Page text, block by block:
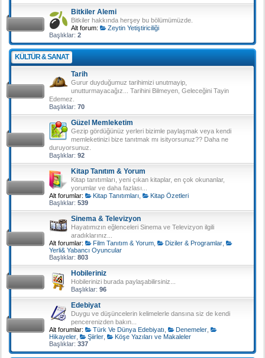
Bitkiler Alemi
Bitkiler hakkında herşey bu bölümümüzde.
Alt forum:
Zeytin Yetiştiriciliği
Başlıklar: 2
KÜLTÜR & SANAT
Tarih
Gurur duyduğumuz tarihimizi unutmayip,
unutturmayacağız... Tarihini Bilmeyen, Geleceğini Tayin
Edemez.
Başlıklar: 70
Güzel Memleketim
Gezip gördüğünüz yerleri bizimle paylaşmak veya kendi
memleketinizi bize tanıtmak mı isityorsunuz?? Daha ne
duruyorsunuz.
Başlıklar: 92
Kitap Tanıtım & Yorum
Kitap tanıtımları, yeni çıkan kitaplar, en çok okunanlar,
yorumlar ve daha fazlası...
Alt forumlar:
Kitap Tanıtımları
Kitap Özetleri
Başlıklar: 539
Sinema & Televizyon
Hayatımızın eğlenceleri Sinema ve Televizyon ilgili
aradıklarınız...
Alt forumlar:
Film Tanıtım & Yorum, Diziler & Programlar,
Yerli& Yabancı Oyuncular
Başlıklar: 803
Hobileriniz
Hobilerinizi burada paylaşabilirsiniz...
Başlıklar: 96
Edebiyat
Duygu ve düşüncelerin kelimelerle dansına siz de kendi
pencerenizden bakın...
Alt forumlar:
Türk Ve Dünya Edebiyatı Denemeler,
Hikayeler
Şiirler,
Köşe Yazıları ve Makaleler
Başlıklar: 337